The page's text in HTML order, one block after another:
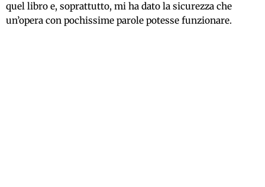
quel libro e, soprattutto, mi ha dato la sicurezza che
un’opera con pochissime parole potesse funzionare.